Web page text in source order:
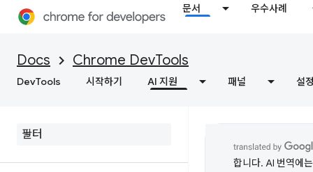
문서 우수사례
Docs Chrome DevTools
DevTools 시작하기 AI 지원 패널 설
합니다. AI 번역에